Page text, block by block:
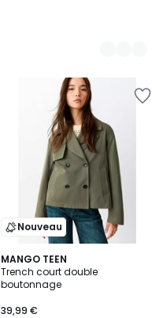
Nouveau
MANGO TEEN
Trench court double
boutonnage
39,99 €